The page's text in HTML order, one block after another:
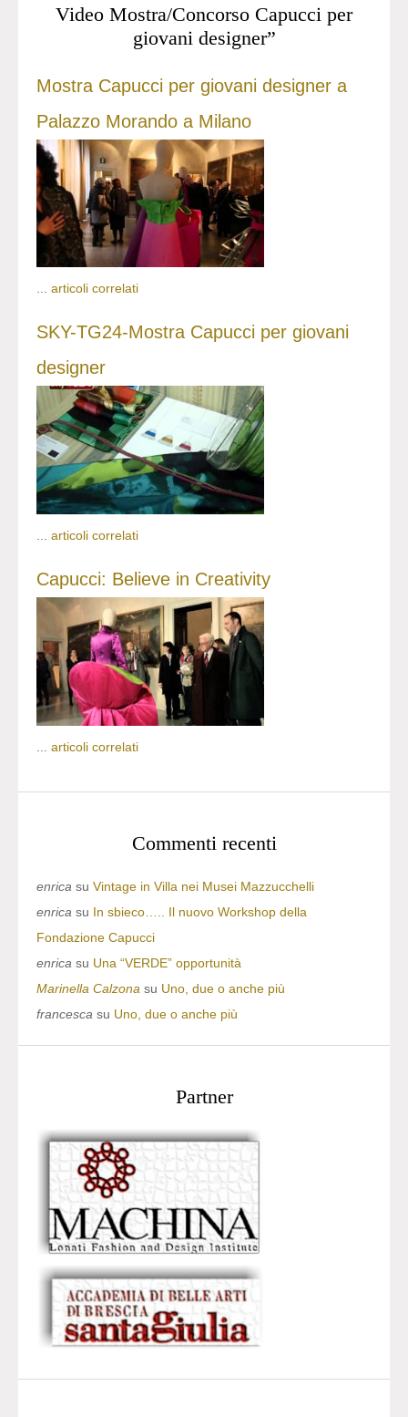
Video Mostra/Concorso Capucci per
giovani designer”
Mostra Capucci per giovani designer a
Palazzo Morando a Milano
... articoli correlati
SKY-TG24-Mostra Capucci per giovani
designer
articoli correlati
Capucci: Believe in Creativity
articoli correlati
Commenti recenti
enrica su Vintage in Villa nei Musei Mazzucchelli
enrica su In sbieco….. Il nuovo Workshop della
Fondazione Capucci
enrica su Una “VERDE” opportunità
Marinella Calzona su Uno, due o anche più
francesca su Uno, due o anche più
Partner